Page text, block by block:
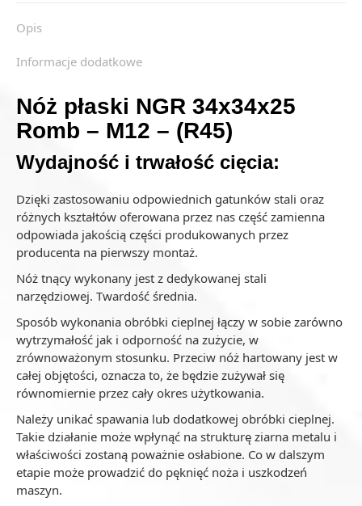
Opis
Informacje dodatkowe
Nóż płaski NGR 34x34x25
Romb – M12 – (R45)
Wydajność i trwałość cięcia:
Dzięki zastosowaniu odpowiednich gatunków stali oraz
różnych kształtów oferowana przez nas część zamienna
odpowiada jakością części produkowanych przez
producenta na pierwszy montaż.
Nóż tnący wykonany jest z dedykowanej stali
narzędziowej. Twardość średnia.
Sposób wykonania obróbki cieplnej łączy w sobie zarówno
wytrzymałość jak i odporność na zużycie, w
zrównoważonym stosunku. Przeciw nóż hartowany jest w
całej objętości, oznacza to, że będzie zużywał się
równomiernie przez cały okres użytkowania.
Należy unikać spawania lub dodatkowej obróbki cieplnej.
Takie działanie może wpłynąć na strukturę ziarna metalu i
właściwości zostaną poważnie osłabione. Co w dalszym
etapie może prowadzić do pęknięć noża i uszkodzeń
maszyn.